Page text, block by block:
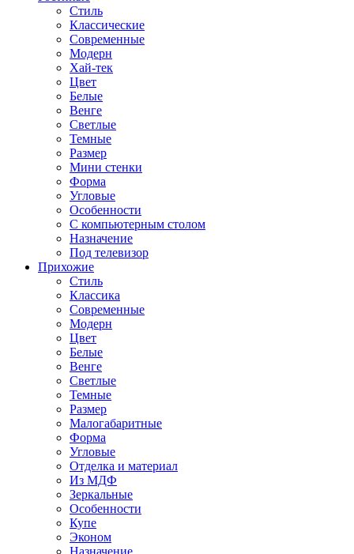
Стиль
Классические
Современные
Модерн
Хай-тек
Цвет
Белые
Венге
Светлые
Темные
Размер
Мини стенки
Форма
Угловые
Особенности
С компьютерным столом
Назначение
Под телевизор
Прихожие
Стиль
Классика
Современные
Модерн
Цвет
Белые
Венге
Светлые
Темные
Размер
Малогабаритные
Форма
Угловые
Отделка и материал
Из МДФ
Зеркальные
Особенности
Купе
Эконом
Назначение